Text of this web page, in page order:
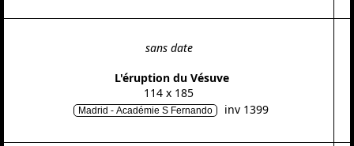
sans date
L'éruption du Vésuve
114 x 185
Madrid - Académie S Fernando inv 1399